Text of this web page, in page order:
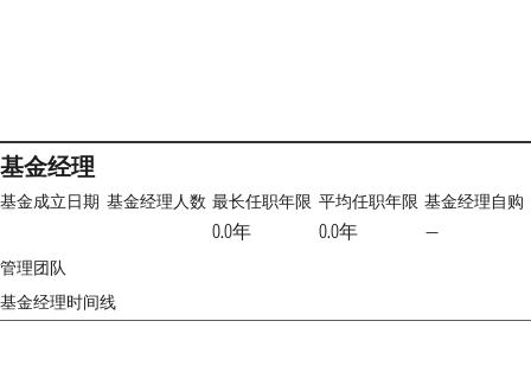
基金经理
基金成立日期 基金经理人数 最长任职年限
0.0年
平均任职年限
0.0年
基金经理自购
—
管理团队
基金经理时间线